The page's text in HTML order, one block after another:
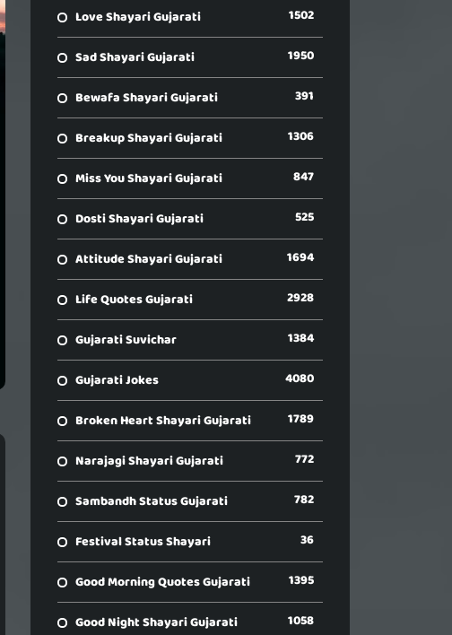
Love Shayari Gujarati 1502
Sad Shayari Gujarati 1950
Bewafa Shayari Gujarati 391
Breakup Shayari Gujarati 1306
Miss You Shayari Gujarati 847
Dosti Shayari Gujarati 525
Attitude Shayari Gujarati 1694
Life Quotes Gujarati 2928
Gujarati Suvichar 1384
Gujarati Jokes 4080
Broken Heart Shayari Gujarati 1789
Narajagi Shayari Gujarati 772
Sambandh Status Gujarati 782
Festival Status Shayari 36
Good Morning Quotes Gujarati 1395
Good Night Shayari Gujarati 1058